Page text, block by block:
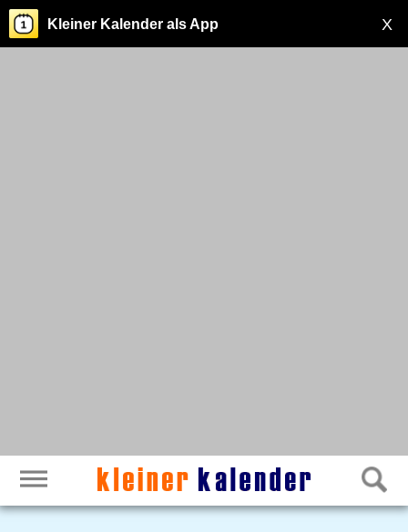
X
Kleiner Kalender als App